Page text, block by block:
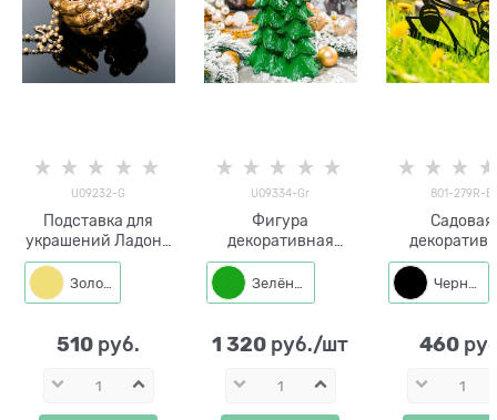
U09232-G
Подставка для
украшений Ладони
U09232-G
полистоун
цв.золотой
Золото
510 руб.
U09334-Gr
Фигура
декоративная
Ёлочки U09334-Gr
полистоун h= 32 см
цв.зелёный
1 320 руб./шт
801-279R-B
Садовая
разборная
Муравей и
801-279R
460